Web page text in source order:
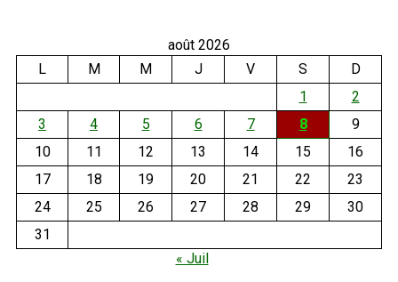
août 2026
L
M M J V S
D
1
2
3
4 5 6 7 8
9
10
11 12 13 14 15
16
17
18 19 20 21 22
23
24
25 26 27 28 29
30
31
« Juil